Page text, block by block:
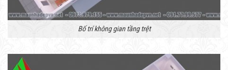
Bố trí không gian tầng trệt